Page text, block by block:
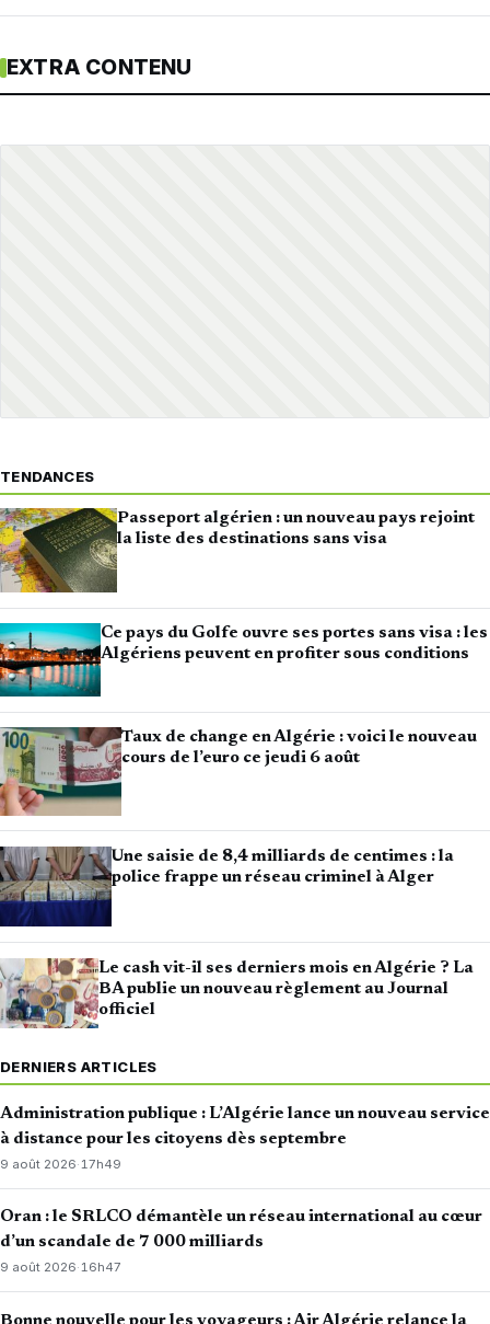
EXTRA CONTENU
TENDANCES
Passeport algérien : un nouveau pays rejoint
la liste des destinations sans visa
Ce pays du Golfe ouvre ses portes sans visa : les
Algériens peuvent en profiter sous conditions
Taux de change en Algérie : voici le nouveau
cours de l’euro ce jeudi 6 août
Une saisie de 8,4 milliards de centimes : la
police frappe un réseau criminel à Alger
Le cash vit-il ses derniers mois en Algérie ? La
BA publie un nouveau règlement au Journal
officiel
DERNIERS ARTICLES
Administration publique : L’Algérie lance un nouveau service
à distance pour les citoyens dès septembre
9 août 2026· 17h49
Oran : le SRLCO démantèle un réseau international au cœur
d’un scandale de 7 000 milliards
9 août 2026·16h47
Bonne nouvelle pour les voyageurs : Air Algérie relance la